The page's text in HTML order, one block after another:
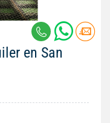
en San